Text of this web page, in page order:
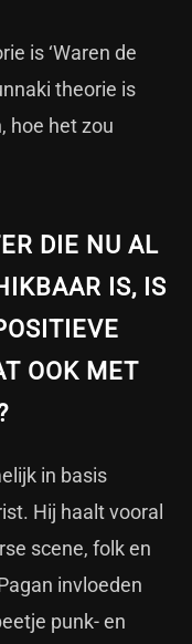
is ‘Waren de
theorie is
hoe het zou
DIE NU AL
IS, IS
OOK MET
in basis
Hij haalt vooral
scene, folk en
invloeden
punk- en